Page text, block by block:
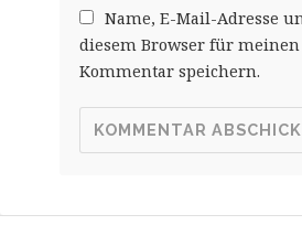
Name, E-Mail-Adresse
diesem Browser für
Kommentar speichern.